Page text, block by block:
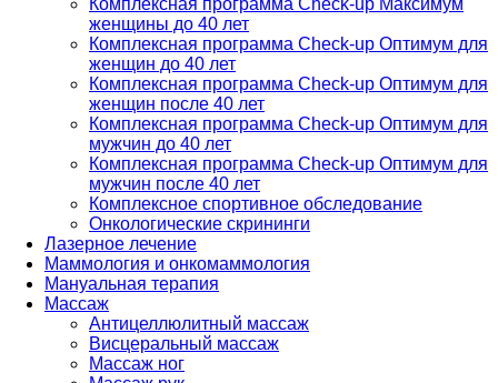
Комплексная программа Check-up Максимум
женщины до 40 лет
Комплексная программа Check-up Оптимум для
женщин до 40 лет
Комплексная программа Check-up Оптимум для
женщин после 40 лет
Комплексная программа Check-up Оптимум для
мужчин до 40 лет
Комплексная программа Check-up Оптимум для
мужчин после 40 лет
Комплексное спортивное обследование
Онкологические скрининги
Лазерное лечение
Маммология и онкомаммология
Мануальная терапия
Массаж
Антицеллюлитный массаж
Висцеральный массаж
Массаж ног